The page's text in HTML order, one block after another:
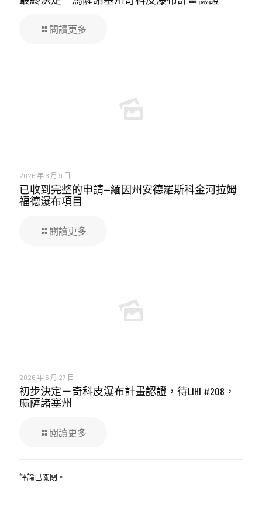
閱讀更多
2026 年 6 月 9 日
已收到完整的申請—緬因州安德羅斯科金河拉姆
福德瀑布項目
閱讀更多
2026 年 5 月 27 日
初步決定－奇科皮瀑布計畫認證，待LIHI #208，
麻薩諸塞州
閱讀更多
評論已關閉。